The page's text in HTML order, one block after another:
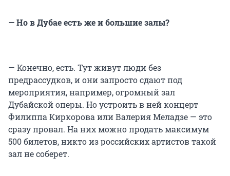
— Но в Дубае есть же и большие залы?
— Конечно, есть. Тут живут люди без
предрассудков, и они запросто сдают под
мероприятия, например, огромный зал
Дубайской оперы. Но устроить в ней концерт
Филиппа Киркорова или Валерия Меладзе — это
сразу провал. На них можно продать максимум
500 билетов, никто из российских артистов такой
зал не соберет.